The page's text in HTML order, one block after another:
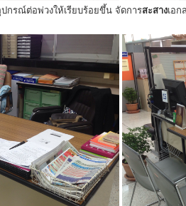
กรณ์ต่อพ่วงให้เรียบร้อยขึ้น จัดการสะสางเอก